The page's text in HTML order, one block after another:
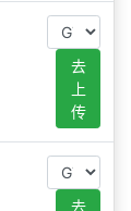
去
上
传
去